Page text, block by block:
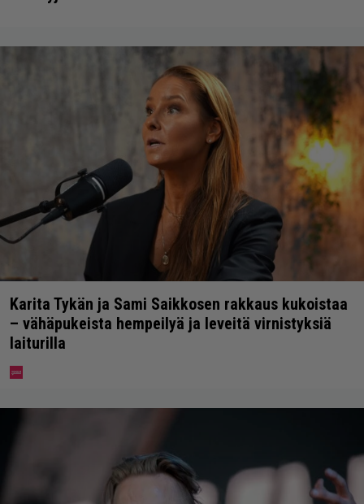
Karita Tykän ja Sami Saikkosen rakkaus kukoistaa
– vähäpukeista hempeilyä ja leveitä virnistyksiä
laiturilla